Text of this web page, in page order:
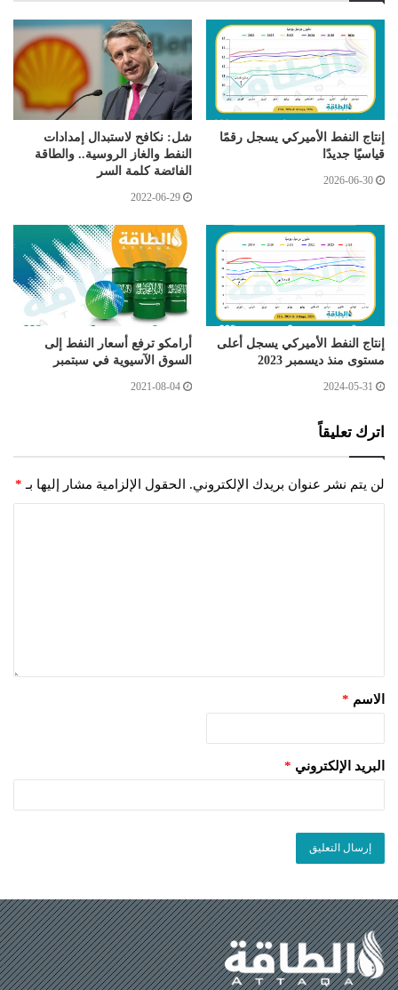
إنتاج النفط الأميركي يسجل رقمًا
قياسيًا جديدًا
2026-06-30
شل: نكافح لاستبدال إمدادات
النفط والغاز الروسية.. والطاقة
الفائضة كلمة السر
2022-06-29
إنتاج النفط الأميركي يسجل أعلى
مستوى منذ ديسمبر 2023
2024-05-31
أرامكو ترفع أسعار النفط إلى
السوق الآسيوية في سبتمبر
2021-08-04
اترك تعليقاً
لن يتم نشر عنوان بريدك الإلكتروني. الحقول الإلزامية مشار إليها بـ *
الاسم *
البريد الإلكتروني *